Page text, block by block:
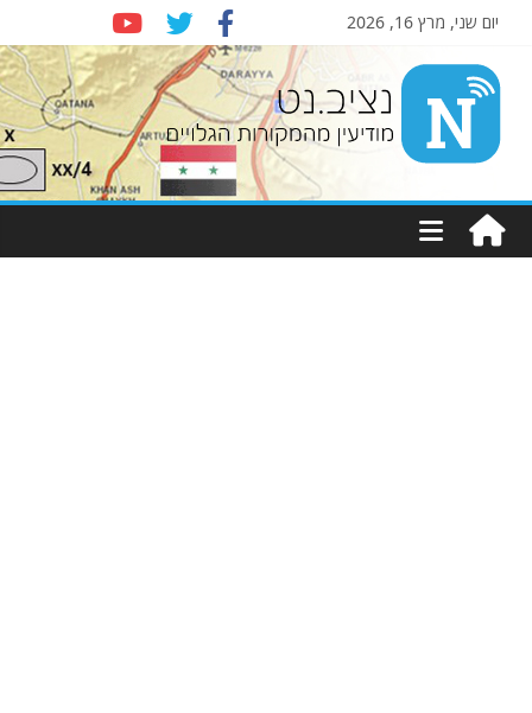
יום שני, מרץ 16, 2026
Nziv.net
מודיעין
מהמקורות